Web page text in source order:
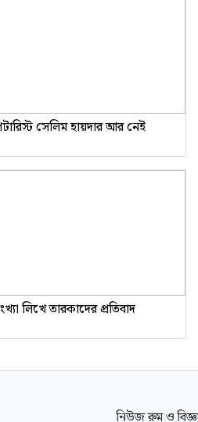
সেলিম হায়দার আর নেই
লিখে তারকাদের প্রতিবাদ
নিউজ রুম ও